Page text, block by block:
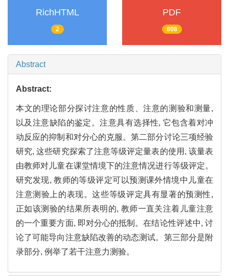
RichHTML
2
PDF
808
Abstract
Abstract:
本文的理论部分探讨注意的性质、注意的测验和测量,
以及注意缺陷的鉴定。注意具有选择性, 它包含着对冲
动反应的抑制和对分心的克服。第二部分讨论三项经验
研究, 这些研究探索了注意等级评定量表的使用, 该量表
由教师对儿童在课堂情境下的注意情况进行等级评定。
研究发现, 教师的等级评定可以预测课外情境中儿童在
注意测验上的表现。这些等级评定具有显著的预测性,
正如该测验的结果所表明的, 教师一直关注着儿童注意
的一个重要方面, 即对分心的抵制。在结论性评述中, 讨
论了可能导向注意缺陷改善的动态测试。第三部分是附
录部分, 例举了若干注意力测验。